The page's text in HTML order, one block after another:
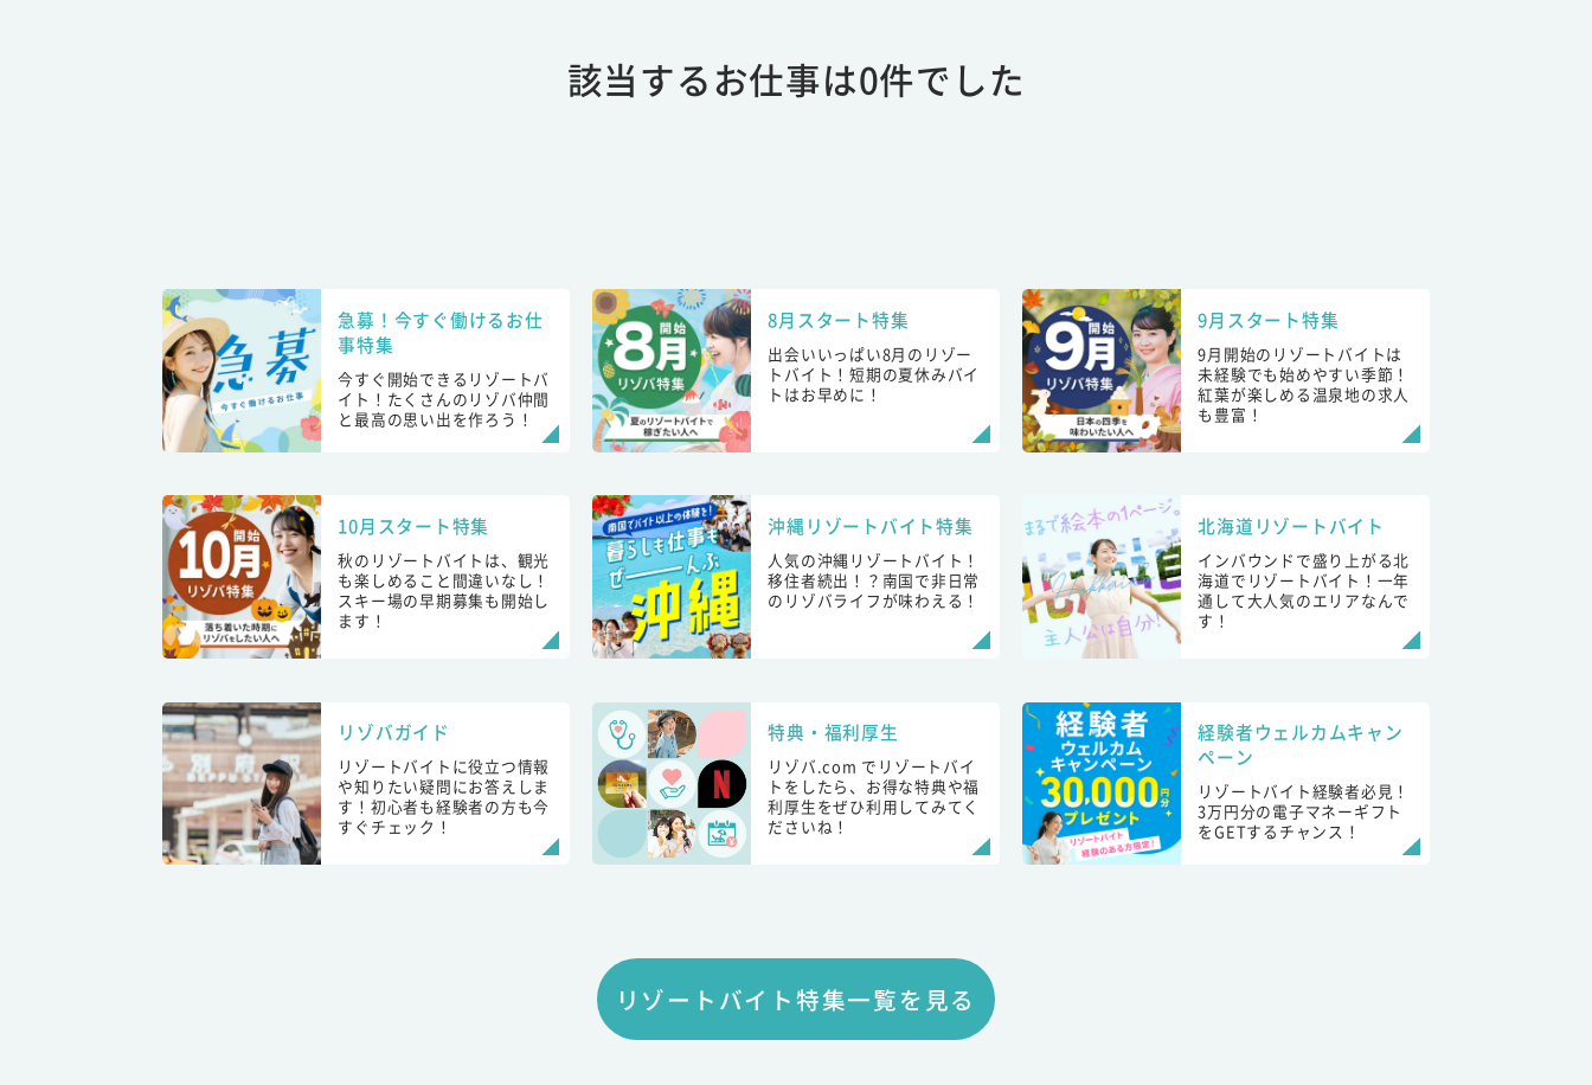
該当するお仕事は0件でした
急募！今すぐ働けるお仕
事特集
今すぐ開始できるリゾートバ
イト！たくさんのリゾバ仲間
と最高の思い出を作ろう！
8月スタート特集
出会いいっぱい8月のリゾー
トバイト！短期の夏休みバイ
トはお早めに！
9月スタート特集
9月開始のリゾートバイトは
未経験でも始めやすい季節！
紅葉が楽しめる温泉地の求人
も豊富！
10月スタート特集
秋のリゾートバイトは、観光
も楽しめること間違いなし！
スキー場の早期募集も開始し
ます！
沖縄リゾートバイト特集
人気の沖縄リゾートバイト！
移住者続出！？南国で非日常
のリゾバライフが味わえる！
北海道リゾートバイト
インバウンドで盛り上がる北
海道でリゾートバイト！一年
通して大人気のエリアなんで
す！
リゾバガイド
リゾートバイトに役立つ情報
や知りたい疑問にお答えしま
す！初心者も経験者の方も今
すぐチェック！
特典・福利厚生
リゾバ.com でリゾートバイ
トをしたら、お得な特典や福
利厚生をぜひ利用してみてく
ださいね！
経験者ウェルカムキャン
ペーン
リゾートバイト経験者必見！
3万円分の電子マネーギフト
をGETするチャンス！
リゾートバイト特集一覧を見る